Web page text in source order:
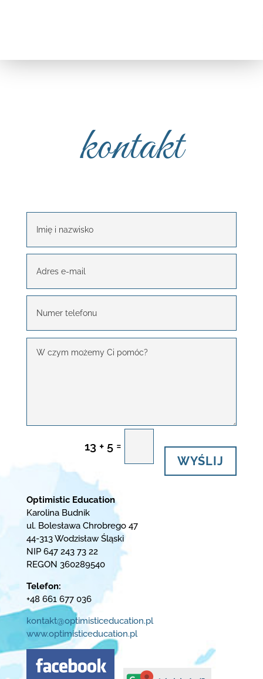
kontakt
13 + 5 =
WYŚLIJ
Optimistic Education
Karolina Budnik
ul. Bolesława Chrobrego 47
44-313 Wodzisław Śląski
NIP 647 243 73 22
REGON 360289540
Telefon:
+48 661 677 036
kontakt@optimisticeducation.pl
www.optimisticeducation.pl